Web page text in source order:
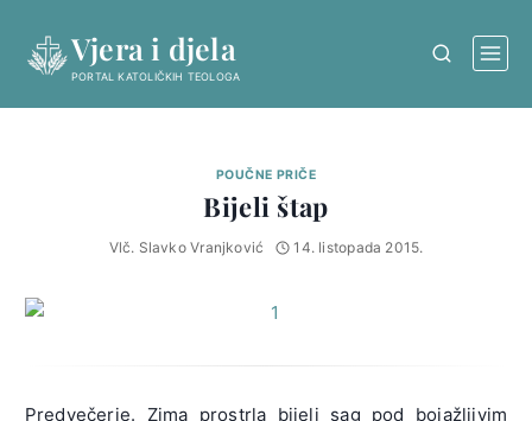
content
Vjera i djela
PORTAL KATOLIČKIH TEOLOGA
POUČNE PRIČE
Bijeli štap
Vlč. Slavko Vranjković 14. listopada 2015.
Predvečerje. Zima prostrla bijeli sag pod bojažljivim